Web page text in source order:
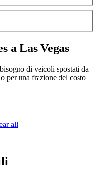
a Las Vegas
di veicoli spostati da
per una frazione del costo
all